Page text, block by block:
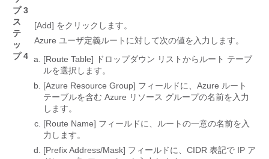
プ 3
ス
テ
ッ
プ 4
[Add] をクリックします。
Azure ユーザ定義ルートに対して次の値を入力します。
[Route Table]
ドロップダウン リストからルート テーブ
ルを選択します。
[Azure Resource Group] フィールドに、Azure ルート
テーブルを含む Azure リソース グループの名前を入力
します。
[Route Name] フィールドに、ルートの一意の名前を入
力します。
[Prefix Address/Mask] フィールドに、CIDR 表記で IP ア